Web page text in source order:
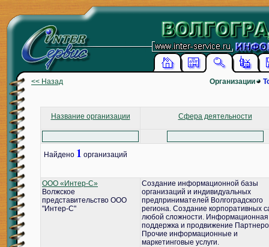
<< Назад Организации
Название организации Сфера деятельности
Найдено 1 организаций
ООО «Интер-С»
Волжское
представительство ООО
"Интер-С"
Создание информационной базы
организаций и индивидуальных
предпринимателей Волгоградского
региона. Создание корпоративных
любой сложности. Информационная
поддержка и продвижение
Прочие информационные и
маркетинговые услуги.